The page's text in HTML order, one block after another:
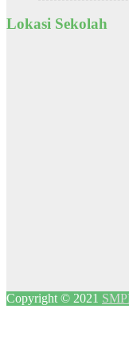
Lokasi Sekolah
Copyright © 2021